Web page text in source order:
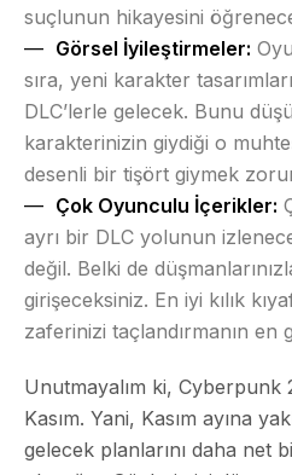
suçlunun hikayesini
Görsel İyileştirmeler:
sıra, yeni karakter
DLC’lerle gelecek. Bunu
karakterinizin giydiği o
desenli bir tişört giymek
Çok Oyunculu İçerikler:
ayrı bir DLC yolunun
değil. Belki de
girişeceksiniz. En iyi kılık
zaferinizi taçlandırmanın en
Unutmayalım ki, Cyberpunk
Kasım. Yani, Kasım ayına
gelecek planlarını daha net